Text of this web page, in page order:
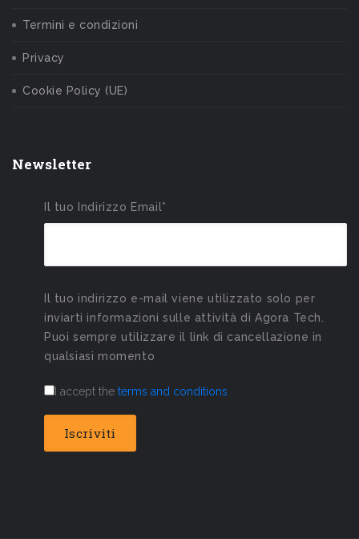
Termini e condizioni
Privacy
Cookie Policy (UE)
Newsletter
Il tuo Indirizzo Email*
Il tuo indirizzo e-mail viene utilizzato solo per
inviarti informazioni sulle attività di Agora Tech.
Puoi sempre utilizzare il link di cancellazione in
qualsiasi momento
I accept the terms and conditions